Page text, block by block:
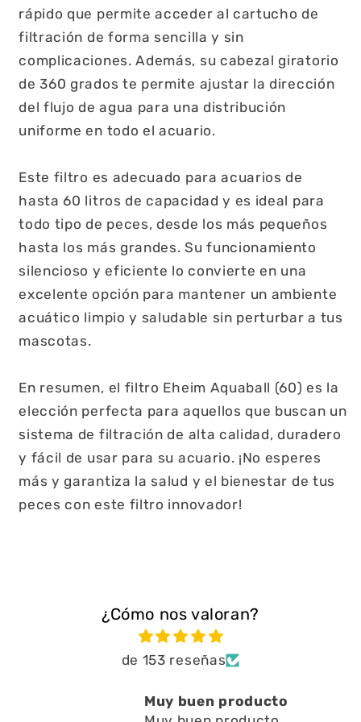
rápido que permite acceder al cartucho de
filtración de forma sencilla y sin
complicaciones. Además, su cabezal giratorio
de 360 grados te permite ajustar la dirección
del flujo de agua para una distribución
uniforme en todo el acuario.
Este filtro es adecuado para acuarios de
hasta 60 litros de capacidad y es ideal para
todo tipo de peces, desde los más pequeños
hasta los más grandes. Su funcionamiento
silencioso y eficiente lo convierte en una
excelente opción para mantener un ambiente
acuático limpio y saludable sin perturbar a tus
mascotas.
En resumen, el filtro Eheim Aquaball (60) es la
elección perfecta para aquellos que buscan un
sistema de filtración de alta calidad, duradero
y fácil de usar para su acuario. ¡No esperes
más y garantiza la salud y el bienestar de tus
peces con este filtro innovador!
¿Cómo nos valoran?
de 153 reseñas
Está muy bien ayuda